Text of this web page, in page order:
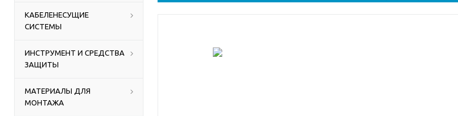
КАБЕЛЕНЕСУЩИЕ
СИСТЕМЫ
ИНСТРУМЕНТ И СРЕДСТВА
ЗАЩИТЫ
МАТЕРИАЛЫ ДЛЯ
МОНТАЖА